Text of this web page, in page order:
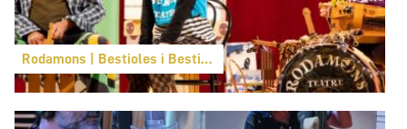
Rodamons | Bestioles i Bestioletes: amics en el camí